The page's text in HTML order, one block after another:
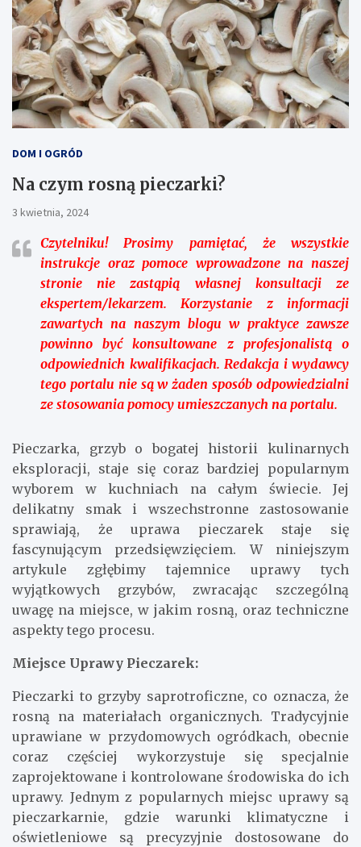
DOM I OGRÓD
Na czym rosną pieczarki?
3 kwietnia, 2024
Czytelniku!Prosimy pamiętać, że wszystkie
instrukcje oraz pomoce wprowadzone na naszej
stronie nie zastąpią własnej konsultacji ze
ekspertem/lekarzem. Korzystanie z informacji
zawartych na naszym blogu w praktyce zawsze
powinno być konsultowane z profesjonalistą o
odpowiednich kwalifikacjach. Redakcja i wydawcy
tego portalu nie są w żaden sposób odpowiedzialni
ze stosowania pomocy umieszczanych na portalu.
Pieczarka, grzyb o bogatej historii kulinarnych
eksploracji, staje się coraz bardziej popularnym
wyborem w kuchniach na całym świecie. Jej
delikatny smak i wszechstronne zastosowanie
sprawiają, że uprawa pieczarek staje się
fascynującym przedsięwzięciem. W niniejszym
artykule zgłębimy tajemnice uprawy tych
wyjątkowych grzybów, zwracając szczególną
uwagę na miejsce, w jakim rosną, oraz techniczne
aspekty tego procesu.
Miejsce Uprawy Pieczarek:
Pieczarki to grzyby saprotroficzne, co oznacza, że
rosną na materiałach organicznych. Tradycyjnie
uprawiane w przydomowych ogródkach, obecnie
coraz częściej wykorzystuje się specjalnie
zaprojektowane i kontrolowane środowiska do ich
uprawy. Jednym z popularnych miejsc uprawy są
pieczarkarnie, gdzie warunki klimatyczne i
oświetleniowe są precyzyjnie dostosowane do